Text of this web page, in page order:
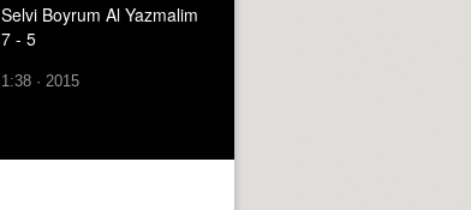
Selvi Boyrum Al Yazmalim
7 - 5
1:38 · 2015